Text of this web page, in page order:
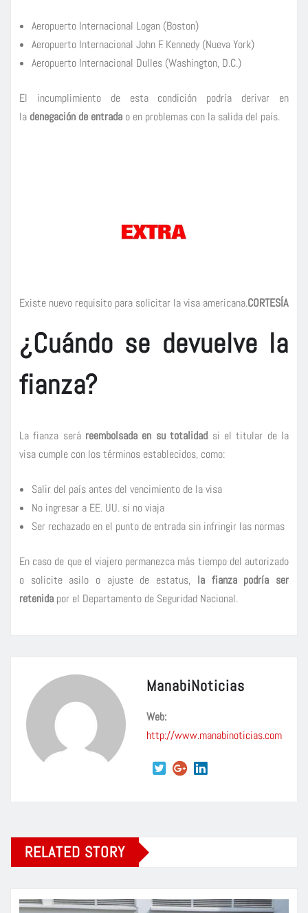
Aeropuerto Internacional Logan (Boston)
Aeropuerto Internacional John F. Kennedy (Nueva York)
Aeropuerto Internacional Dulles (Washington, D.C.)
El incumplimiento de esta condición podría derivar en
la denegación de entrada o en problemas con la salida del país.
Existe nuevo requisito para solicitar la visa americana.CORTESÍA
¿Cuándo se devuelve la
fianza?
La fianza seráreembolsada en su totalidad si el titular de la
visa cumple con los términos establecidos, como:
Salir del país antes del vencimiento de la visa
No ingresar a EE. UU. si no viaja
Ser rechazado en el punto de entrada sin infringir las normas
En caso de que el viajero permanezca más tiempo del autorizado
o solicite asilo o ajuste de estatus, la fianza podría ser
retenida por el Departamento de Seguridad Nacional.
ManabiNoticias
Web:
http://www.manabinoticias.com
RELATED STORY